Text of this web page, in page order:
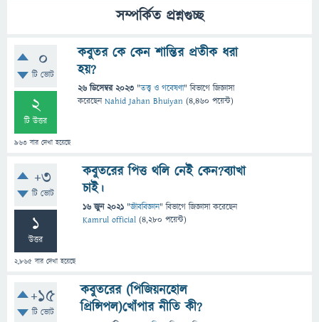
সম্পর্কিত প্রশ্নগুচ্ছ
0
টি ভোট
2
টি উত্তর
963 বার দেখা হয়েছে
কবুতর কে কেন শান্তির প্রতীক ধরা
হয়?
26 ডিসেম্বর 2023 "তত্ত্ব ও গবেষণা" বিভাগে জিজ্ঞাসা
করেছেনNahid Jahan Bhuiyan (4,460 পয়েন্ট)
+3
টি ভোট
1
উত্তর
2,865 বার দেখা হয়েছে
কবুতরের পিত্ত থলি নেই কেন?ব্যাখা
চাই।
16 জুন 2021 "জীববিজ্ঞান" বিভাগে জিজ্ঞাসাকরেছেন
Kamrul official (4,280 পয়েন্ট)
+15
টি ভোট
কবুতরের (পিজিয়নহোল
প্রিন্সিপল)খোঁপার নীতি কী?